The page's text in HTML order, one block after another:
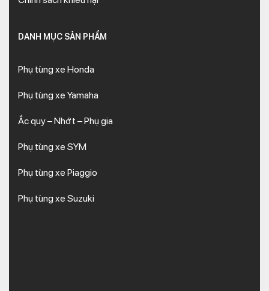
DANH MỤC SẢN PHẨM
Phụ tùng xe Honda
Phụ tùng xe Yamaha
Ắc quy – Nhớt – Phụ gia
Phụ tùng xe SYM
Phụ tùng xe Piaggio
Phụ tùng xe Suzuki